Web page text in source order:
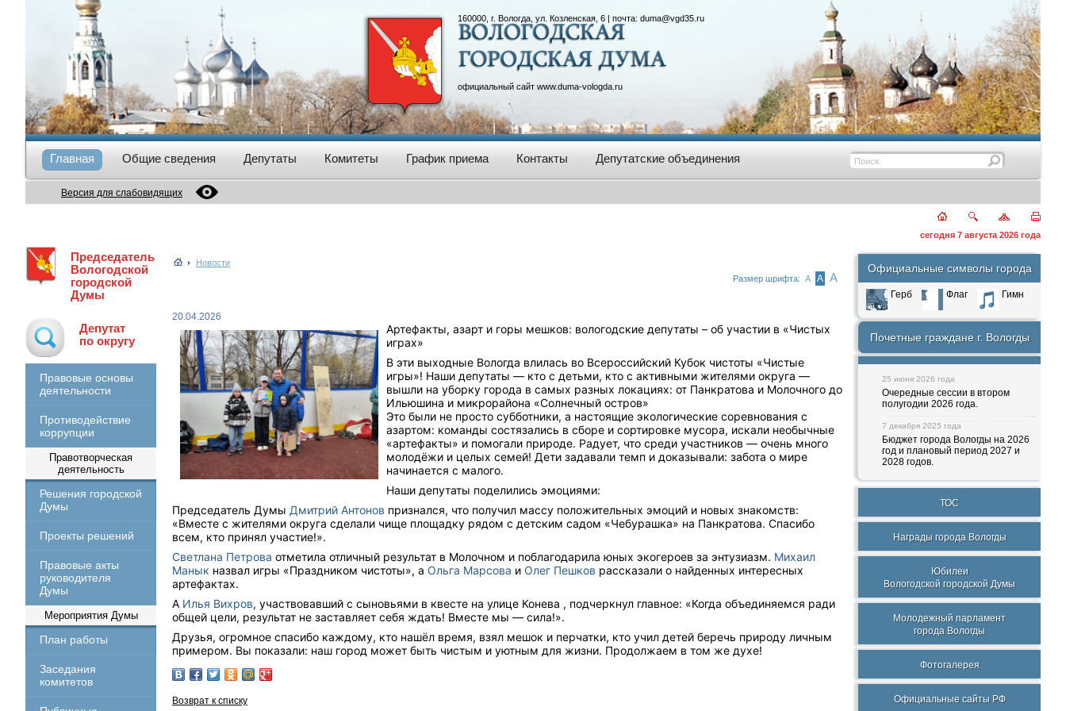
160000, г. Вологда, ул. Козленская, 6 | почта: duma@vgd35.ru
официальный сайт www.duma-vologda.ru
Главная Общие сведения Депутаты Комитеты График приема Контакты Депутатские объединения
Версия для слабовидящих
сегодня 7 августа 2026 года
Председатель
Вологодской
городской
Думы
Депутат
по округу
Правовые основы
деятельности
Противодействие
коррупции
Правотворческая
деятельность
Решения городской
Думы
Проекты решений
Правовые акты
руководителя
Думы
Мероприятия Думы
План работы
Заседания
комитетов
Новости
Размер шрифта: А А А
20.04.2026
Артефакты, азарт и горы мешков: вологодские депутаты – об участии в «Чистых
играх»
В эти выходные Вологда влилась во Всероссийский Кубок чистоты «Чистые
игры»! Наши депутаты — кто с детьми, кто с активными жителями округа —
вышли на уборку города в самых разных локациях: от Панкратова и Молочного до
Ильюшина и микрорайона «Солнечный остров»
Это были не просто субботники, а настоящие экологические соревнования с
азартом: команды состязались в сборе и сортировке мусора, искали необычные
«артефакты» и помогали природе. Радует, что среди участников — очень много
молодёжи и целых семей! Дети задавали темп и доказывали: забота о мире
начинается с малого.
Наши депутаты поделились эмоциями:
Председатель Думы Дмитрий Антонов признался, что получил массу положительных эмоций и новых знакомств:
«Вместе с жителями округа сделали чище площадку рядом с детским садом «Чебурашка» на Панкратова. Спасибо
всем, кто принял участие!».
Светлана Петрова отметила отличный результат в Молочном и поблагодарила юных экогероев за энтузиазм. Михаил
Манык назвал игры «Праздником чистоты», а Ольга Марсова и Олег Пешков рассказали о найденных интересных
артефактах.
А Илья Вихров, участвовавший с сыновьями в квесте на улице Конева , подчеркнул главное: «Когда объединяемся ради
общей цели, результат не заставляет себя ждать! Вместе мы — сила!».
Друзья, огромное спасибо каждому, кто нашёл время, взял мешок и перчатки, кто учил детей беречь природу личным
примером. Вы показали: наш город может быть чистым и уютным для жизни. Продолжаем в том же духе!
Возврат к списку
Официальные символы города
Герб Флаг Гимн
Почетные граждане г. Вологды
25 июня 2026 года
Очередные сессии в втором
полугодии 2026 года.
7 декабря 2025 года
Бюджет города Вологды на 2026
год и плановый период 2027 и
2028 годов.
ТОС
Награды города Вологды
Юбилеи
Вологодской городской Думы
Молодежный парламент
города Вологды
Фотогалерея
Официальные сайты РФ